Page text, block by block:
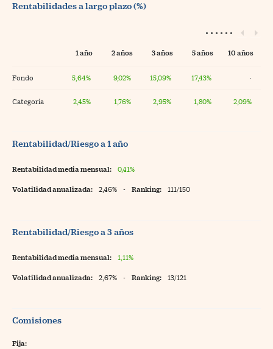
Rentabilidades a largo plazo (%)
1 año 2 años 3 años 5 años 10 años
Fondo 5,64% 9,02% 15,09% 17,43% ·
Categoría 2,45% 1,76% 2,95% 1,80% 2,09%
Rentabilidad/Riesgo a 1 año
Rentabilidad media mensual: 0,41%
Volatilidad anualizada: 2,46% - Ranking: 111/150
Rentabilidad/Riesgo a 3 años
Rentabilidad media mensual: 1,11%
Volatilidad anualizada: 2,67% - Ranking: 13/121
Comisiones
Fija: